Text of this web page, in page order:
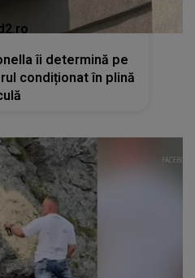
îi determină pe
condiționat în plină